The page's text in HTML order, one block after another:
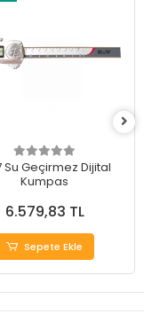
Su Geçirmez Dijital
Kumpas
6.579,83 TL
Sepete Ekle